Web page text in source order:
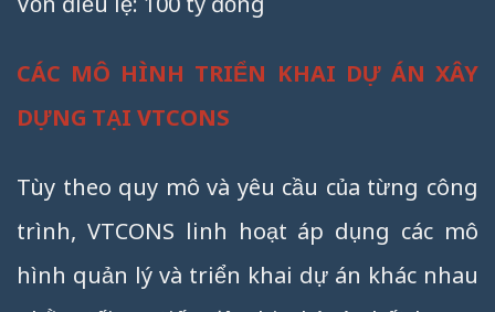
CÁC MÔ HÌNH TRIỂN KHAI DỰ ÁN XÂY
DỰNG TẠI VTCONS
Tùy theo quy mô và yêu cầu của từng công
trình, VTCONS linh hoạt áp dụng các mô
hình quản lý và triển khai dự án khác nhau